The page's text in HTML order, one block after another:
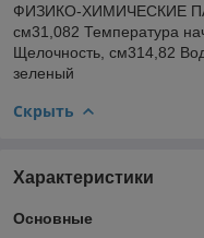
ФИЗИКО-ХИМИЧЕСКИЕ
см31,082 Температура
Щелочность, см314,82
зеленый
Скрыть
Характеристики
Основные